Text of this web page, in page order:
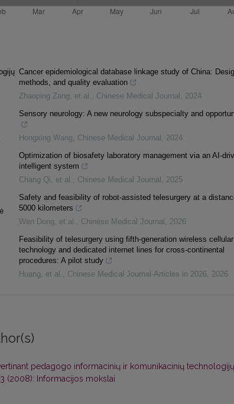
Cancer epidemiological database linkage study of China:
methods, and quality evaluation
Zhaoping Zang, et al. , Chinese Medical Journal , 2024
Sensory neurology: A new neurology subspecialty and
Hongxing Wang, Chinese Medical Journal , 2024
Optimization of biosafety laboratory management via an AI-
intelligent system
Chang Qi, et al. , Chinese Medical Journal , 2025
Safety and feasibility of robot-assisted telesurgery at a
5000 kilometers
Wen Dong, et al. , Chinese Medical Journal , 2026
Feasibility of telesurgery using fifth-generation wireless cellular
technology and dedicated internet lines for cross-continental
procedures: A pilot study
Huang, et al. , Chinese Medical Journal-Articles in 2026, 2026
pedagogo informacinių ir komunikacinių technologijų
(2008): Informacijos mokslai